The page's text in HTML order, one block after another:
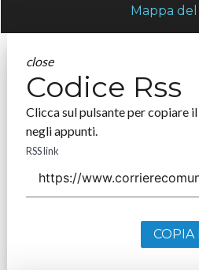
Mappa del
close
Codice Rss
Clicca sul pulsante per copiare il
negli appunti.
RSS link
COPIA